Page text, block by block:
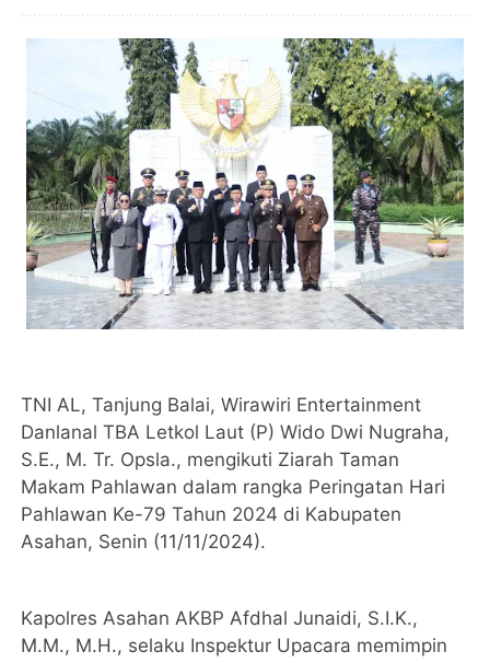
TNI AL, Tanjung Balai, Wirawiri Entertainment
Danlanal TBA Letkol Laut (P) Wido Dwi Nugraha,
S.E., M. Tr. Opsla., mengikuti Ziarah Taman
Makam Pahlawan dalam rangka Peringatan Hari
Pahlawan Ke-79 Tahun 2024 di Kabupaten
Asahan, Senin (11/11/2024).
Kapolres Asahan AKBP Afdhal Junaidi, S.I.K.,
M.M., M.H., selaku Inspektur Upacara memimpin